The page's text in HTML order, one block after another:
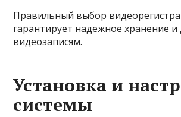
Правильный выбор
гарантирует надежное хранение и
видеозаписям.
Установка и
системы